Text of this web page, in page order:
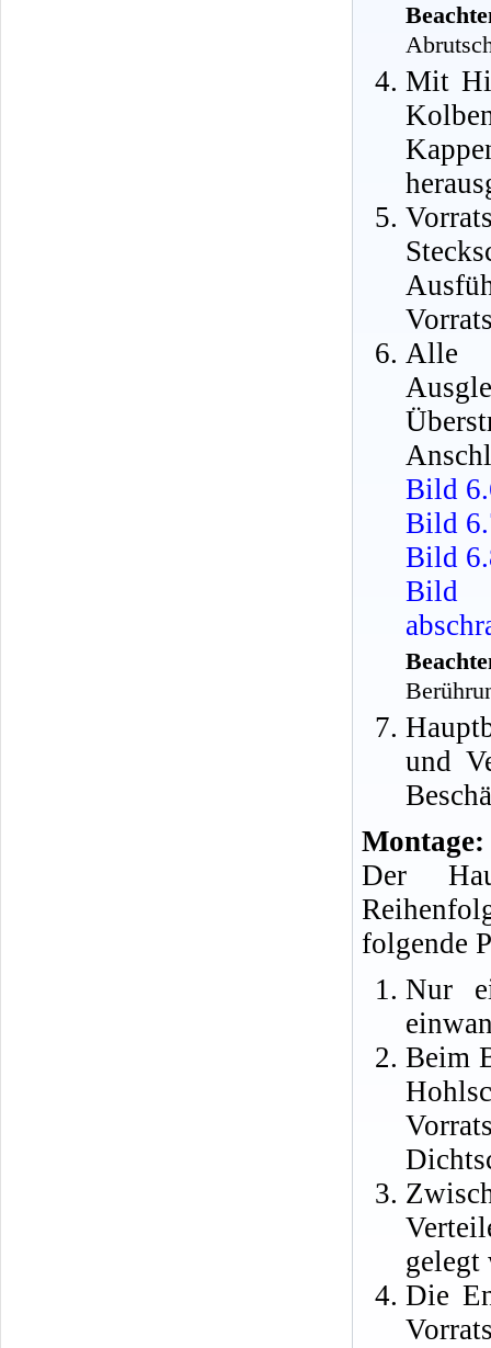
Mit
Alle
Bild
Bild
Bild
Bild
und
Montage:
Der
folgende
Nur
Beim
gelegt
Die